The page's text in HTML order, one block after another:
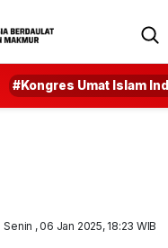
#Kongres Umat Islam
Senin , 06 Jan 2025, 18:23 WIB